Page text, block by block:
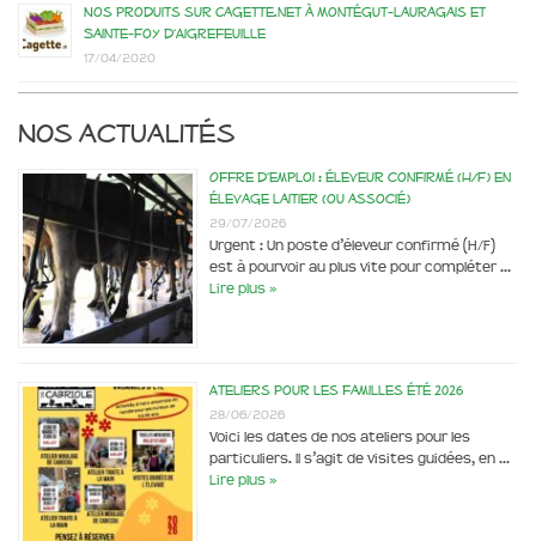
Nos produits sur Cagette.net à Montégut-Lauragais et
Sainte-Foy d’Aigrefeuille
17/04/2020
Nos actualités
Offre d’emploi : éleveur confirmé (H/F) en
élevage laitier (ou associé)
29/07/2026
Urgent : Un poste d’éleveur confirmé (H/F)
est à pourvoir au plus vite pour compléter …
Lire plus »
Ateliers pour les familles été 2026
28/06/2026
Voici les dates de nos ateliers pour les
particuliers. Il s’agit de visites guidées, en …
Lire plus »